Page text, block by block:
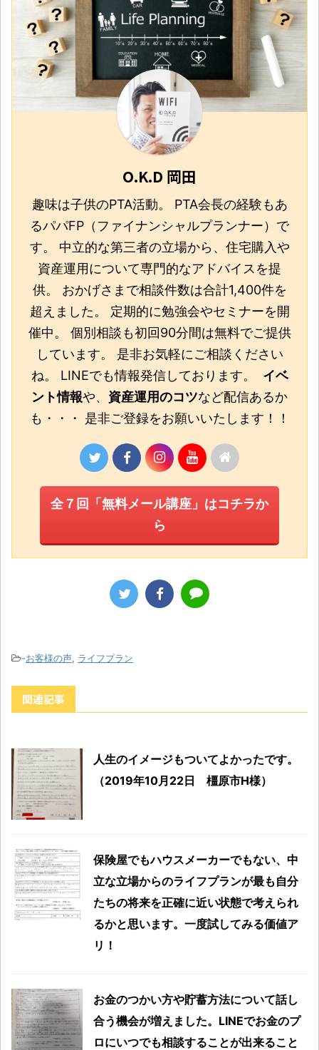
O.K.D 岡田
趣味は子供のPTA活動。 PTA会長の経験もあ
るパパFP（ファイナンシャルプランナー）で
す。 中立的な第三者の立場から、住宅購入や
資産運用について専門的なアドバイスを提
供。 おかげさまで相談件数は合計1,400件を
超えました。 定期的に勉強会やセミナーを開
催中。 個別相談も初回90分間は無料でご提供
しています。 是非お気軽にご相談ください
ね。 LINEでも情報発信しております。 イベ
ント情報や、 資産運用のコツなど配信あるか
も・・・ 是非ご登録をお願いいたします！！
全７回「無料メール講座」はコチラか
ら
-お客様の声, ライフプラン
関連記事
人生のイメージもついてよかったです。
（2019年10月22日 橿原市H様）
保険屋でもハウスメーカーでもない、中
立な立場からのライフプランが最も自分
たちの将来を正確に近い状態で考えられ
るかと思います。一度試してみる価値ア
リ！
お金のつかい方や貯蓄方法について話し
合う機会が増えました。LINEでお金のプ
ロにいつでも相談することが出来ること